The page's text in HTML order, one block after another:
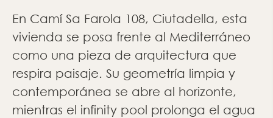
En Camí Sa Farola 108, Ciutadella, esta
vivienda se posa frente al Mediterráneo
como una pieza de arquitectura que
respira paisaje. Su geometría limpia y
contemporánea se abre al horizonte,
mientras el infinity pool prolonga el agua